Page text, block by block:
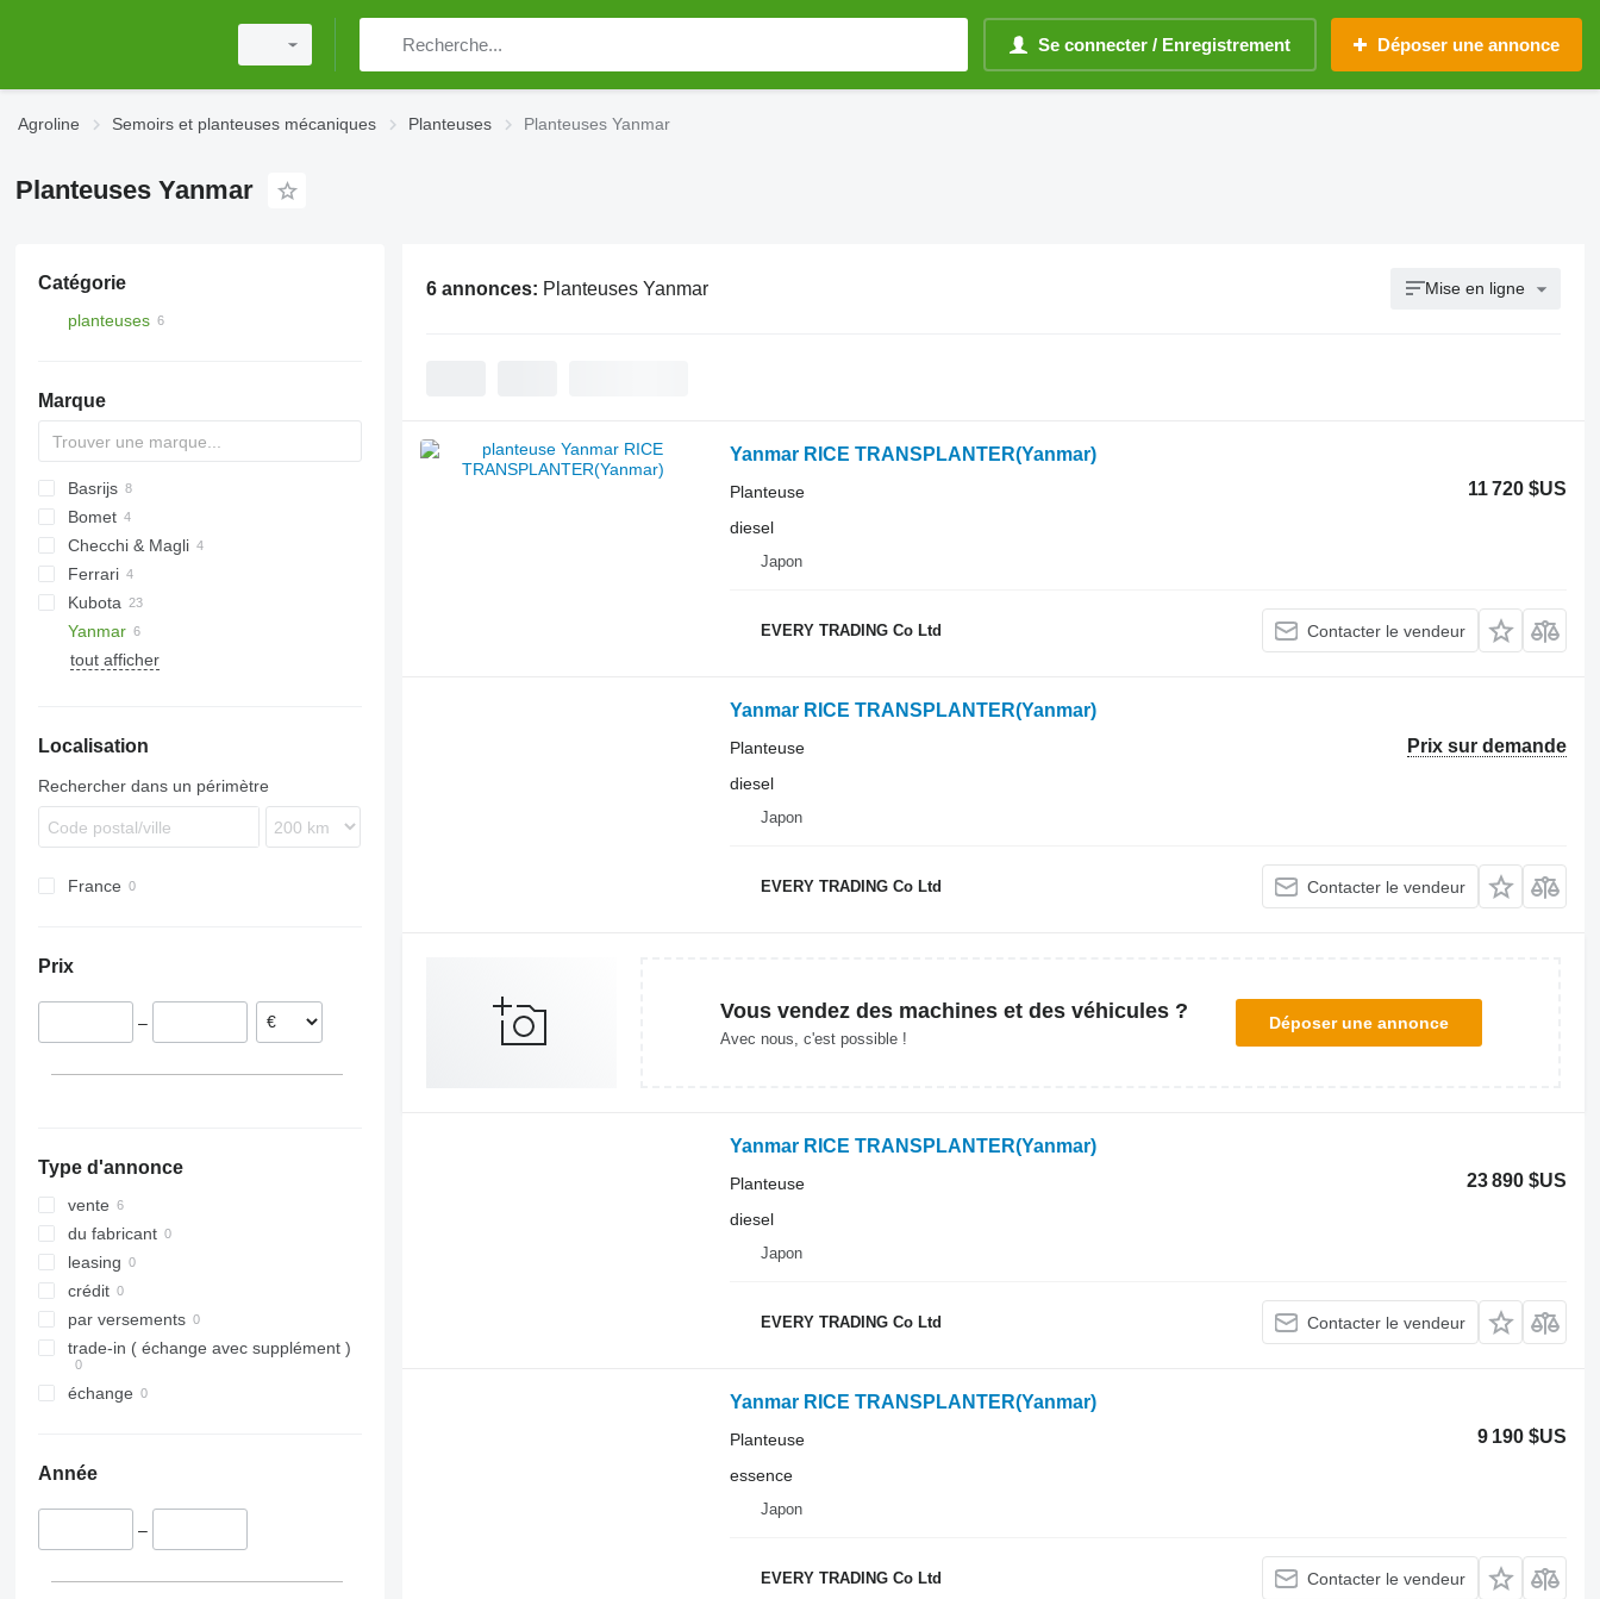
Se connecter / Enregistrement Déposer une annonce
Agroline Semoirs et planteuses mécaniques Planteuses Planteuses Yanmar
Planteuses Yanmar
Catégorie
planteuses
Marque
Basrijs
Bomet
S-series
Checchi & Magli
Ferrari
VL
Kubota
Patryk
Yanmar
tout afficher
Localisation
Rechercher dans un périmètre
France
Prix
–
Type d'annonce
vente
du fabricant
leasing
crédit
par versements
trade-in ( échange avec supplément )
échange
Année
–
6 annonces: Planteuses Yanmar Mise en ligne
Yanmar RICE TRANSPLANTER(Yanmar)
11 720 $US
Planteuse
diesel
Japon
EVERY TRADING Co Ltd Contacter le vendeur
Yanmar RICE TRANSPLANTER(Yanmar)
Prix sur demande
Planteuse
diesel
Japon
EVERY TRADING Co Ltd Contacter le vendeur
Vous vendez des machines et des véhicules ?
Avec nous, c'est possible !
Déposer une annonce
Yanmar RICE TRANSPLANTER(Yanmar)
23 890 $US
Planteuse
diesel
Japon
EVERY TRADING Co Ltd Contacter le vendeur
Yanmar RICE TRANSPLANTER(Yanmar)
9 190 $US
Planteuse
essence
Japon
EVERY TRADING Co Ltd Contacter le vendeur